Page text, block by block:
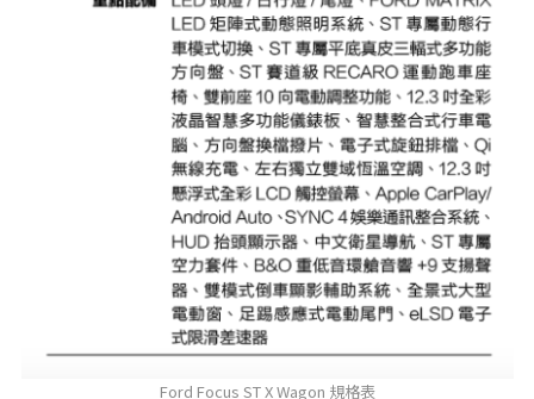
Ford Focus ST X Wagon 規格表